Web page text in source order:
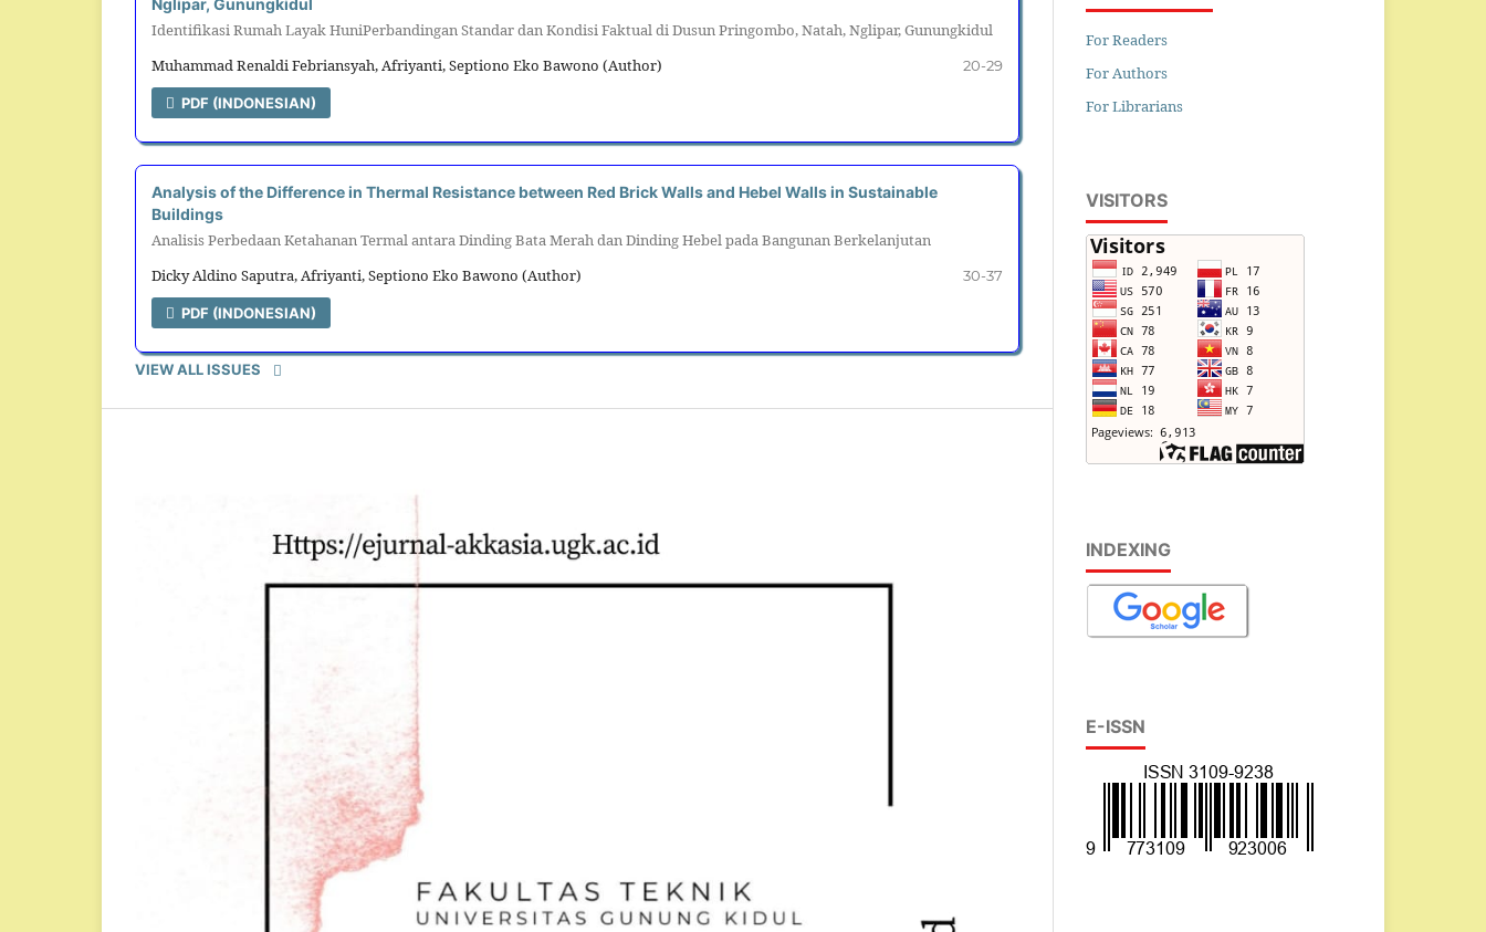
Nglipar, Gunungkidul
Identifikasi Rumah Layak HuniPerbandingan Standar dan Kondisi Faktual di Dusun Pringombo, Natah, Nglipar, Gunungkidul
Muhammad Renaldi Febriansyah, Afriyanti, Septiono Eko Bawono (Author)
20-29
PDF (INDONESIAN)
Analysis of the Difference in Thermal Resistance between Red Brick Walls and Hebel Walls in Sustainable
Buildings
Analisis Perbedaan Ketahanan Termal antara Dinding Bata Merah dan Dinding Hebel pada Bangunan Berkelanjutan
Dicky Aldino Saputra, Afriyanti, Septiono Eko Bawono (Author)
30-37
PDF (INDONESIAN)
VIEW ALL ISSUES
For Readers
For Authors
For Librarians
VISITORS
INDEXING
E-ISSN